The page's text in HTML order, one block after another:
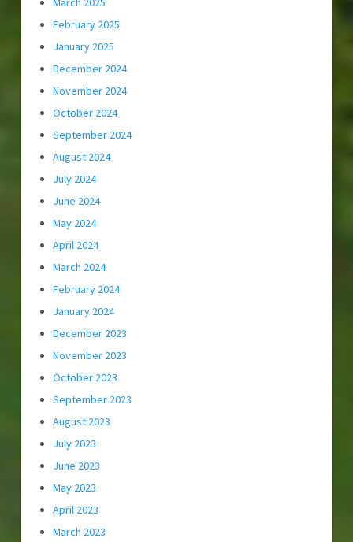
February 2025
January 2025
December 2024
November 2024
October 2024
September 2024
August 2024
July 2024
June 2024
May 2024
April 2024
March 2024
February 2024
January 2024
December 2023
November 2023
October 2023
September 2023
August 2023
July 2023
June 2023
May 2023
April 2023
March 2023